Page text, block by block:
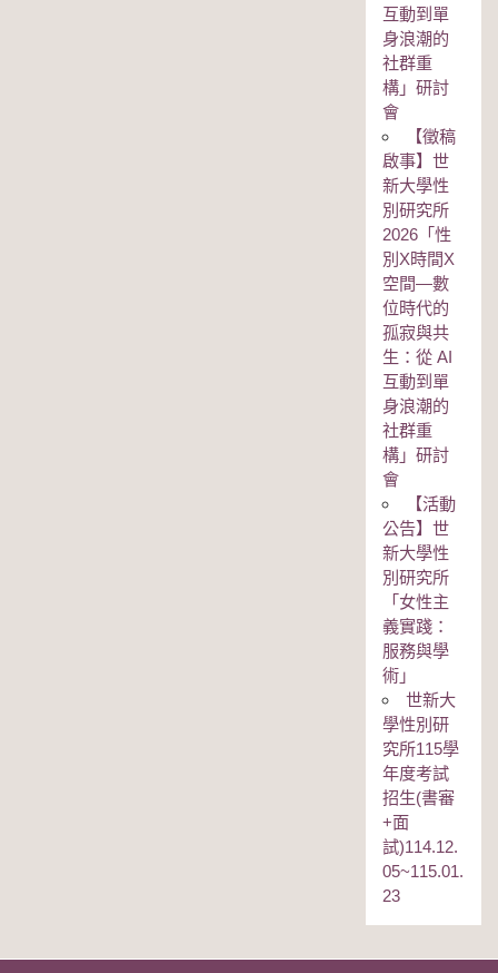
互動到單
身浪潮的
社群重
構」研討
會
【徵稿
啟事】世
新大學性
別研究所
2026「性
別Χ時間Χ
空間—數
位時代的
孤寂與共
生：從 AI
互動到單
身浪潮的
社群重
構」研討
會
【活動
公告】世
新大學性
別研究所
「女性主
義實踐：
服務與學
術」
世新大
學性別研
究所115學
年度考試
招生(書審
+面
試)114.12.
05~115.01.
23